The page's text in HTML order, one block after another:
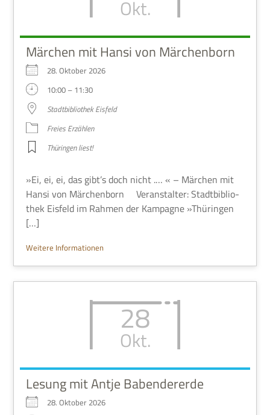
Okt.
Märchen mit Hansi von Märchenborn
28. Okto­ber 2026
10:00 – 11:30
Stadt­bi­blio­thek Eisfeld
Freies Erzäh­len
Thü­rin­gen liest!
»Ei, ei, ei, das gibt’s doch nicht .… « – Mär­chen mit
Hansi von Mär­chen­born Ver­an­stal­ter: Stadt­bi­blio­
thek Eis­feld im Rah­men der Kam­pa­gne »Thü­rin­gen
[…]
Wei­tere Informationen
28
Okt.
Lesung mit Antje Babendererde
28. Okto­ber 2026